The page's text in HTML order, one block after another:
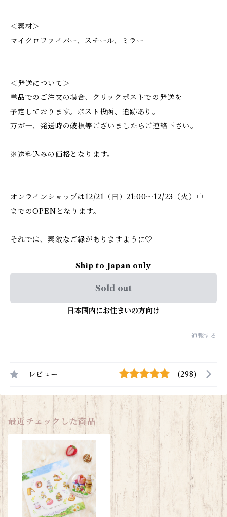
＜素材＞
マイクロファイバー、スチール、ミラー
＜発送について＞
単品でのご注文の場合、クリックポストでの発送を
予定しております。ポスト投函、追跡あり。
万が一、発送時の破損等ございましたらご連絡下さい。
※送料込みの価格となります。
オンラインショップは12/21（日）21:00〜12/23（火）中
までのOPENとなります。
それでは、素敵なご縁がありますように♡
Ship to Japan only
Sold out
日本国内にお住まいの方向け
通報する
レビュー (298)
最近チェックした商品